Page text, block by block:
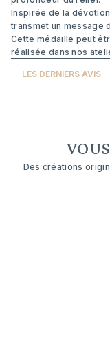
Inspirée de la
transmet un message
Cette médaille peut
réalisée dans nos
LES DERNIERS AVIS
Des créations